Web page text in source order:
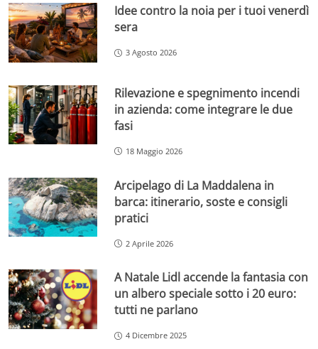
Idee contro la noia per i tuoi venerdì
sera
3 Agosto 2026
Rilevazione e spegnimento incendi
in azienda: come integrare le due
fasi
18 Maggio 2026
Arcipelago di La Maddalena in
barca: itinerario, soste e consigli
pratici
2 Aprile 2026
A Natale Lidl accende la fantasia con
un albero speciale sotto i 20 euro:
tutti ne parlano
4 Dicembre 2025